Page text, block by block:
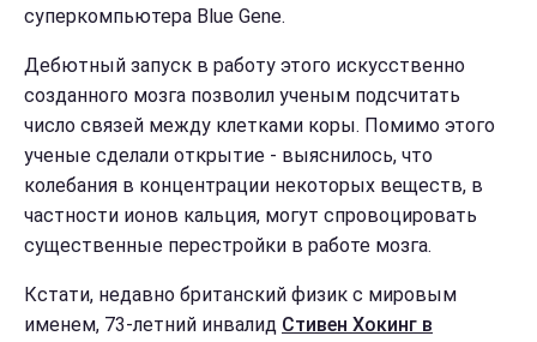
суперкомпьютера Blue Gene.
Дебютный запуск в работу этого искусственно
созданного мозга позволил ученым подсчитать
число связей между клетками коры. Помимо этого
ученые сделали открытие - выяснилось, что
колебания в концентрации некоторых веществ, в
частности ионов кальция, могут спровоцировать
существенные перестройки в работе мозга.
Кстати, недавно британский физик с мировым
именем, 73-летний инвалид Стивен Хокинг в